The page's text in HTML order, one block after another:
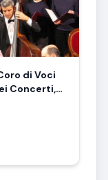
di Voci
Concerti,